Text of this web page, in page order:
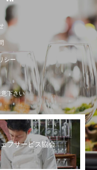
シー
下さい
フサービス協会